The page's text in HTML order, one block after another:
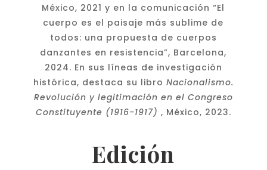
México, 2021 y en la comunicación “El
cuerpo es el paisaje más sublime de
todos: una propuesta de cuerpos
danzantes en resistencia”, Barcelona,
2024. En sus líneas de investigación
histórica, destaca su libro Nacionalismo.
Revolución y legitimación en el Congreso
Constituyente (1916-1917) , México, 2023.
Edición